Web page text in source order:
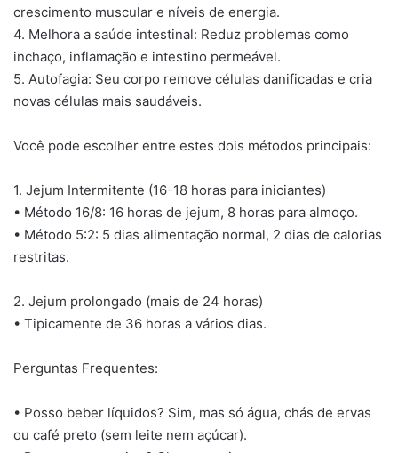
crescimento muscular e níveis de energia.
4. Melhora a saúde intestinal: Reduz problemas como
inchaço, inflamação e intestino permeável.
5. Autofagia: Seu corpo remove células danificadas e cria
novas células mais saudáveis.
Você pode escolher entre estes dois métodos principais:
1. Jejum Intermitente (16-18 horas para iniciantes)
• Método 16/8: 16 horas de jejum, 8 horas para almoço.
• Método 5:2: 5 dias alimentação normal, 2 dias de calorias
restritas.
2. Jejum prolongado (mais de 24 horas)
• Tipicamente de 36 horas a vários dias.
Perguntas Frequentes:
• Posso beber líquidos? Sim, mas só água, chás de ervas
ou café preto (sem leite nem açúcar).